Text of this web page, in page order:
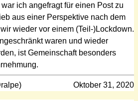
ich angefragt für einen Post zu
aus einer Perspektive nach dem
wieder vor einem (Teil-)Lockdown.
waren und wieder
ist Gemeinschaft besonders
Oktober 31, 2020